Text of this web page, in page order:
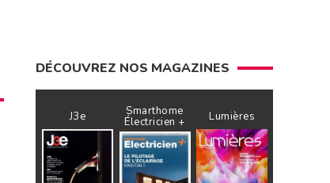
DÉCOUVREZ NOS MAGAZINES
J3e Smarthome
Électricien + Lumières